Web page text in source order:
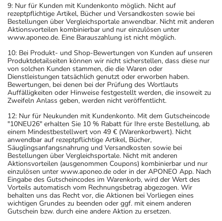
9: Nur für Kunden mit Kundenkonto möglich. Nicht auf
rezeptpflichtige Artikel, Bücher und Versandkosten sowie bei
Bestellungen über Vergleichsportale anwendbar. Nicht mit anderen
Aktionsvorteilen kombinierbar und nur einzulösen unter
www.aponeo.de. Eine Barauszahlung ist nicht möglich.
10: Bei Produkt- und Shop-Bewertungen von Kunden auf unseren
Produktdetailseiten können wir nicht sicherstellen, dass diese nur
von solchen Kunden stammen, die die Waren oder
Dienstleistungen tatsächlich genutzt oder erworben haben.
Bewertungen, bei denen bei der Prüfung des Wortlauts
Auffälligkeiten oder Hinweise festgestellt werden, die insoweit zu
Zweifeln Anlass geben, werden nicht veröffentlicht.
12: Nur für Neukunden mit Kundenkonto. Mit dem Gutscheincode
"10NEU26" erhalten Sie 10 % Rabatt für Ihre erste Bestellung, ab
einem Mindestbestellwert von 49 € (Warenkorbwert). Nicht
anwendbar auf rezeptpflichtige Artikel, Bücher,
Säuglingsanfangsnahrung und Versandkosten sowie bei
Bestellungen über Vergleichsportale. Nicht mit anderen
Aktionsvorteilen (ausgenommen Coupons) kombinierbar und nur
einzulösen unter www.aponeo.de oder in der APONEO App. Nach
Eingabe des Gutscheincodes im Warenkorb, wird der Wert des
Vorteils automatisch vom Rechnungsbetrag abgezogen. Wir
behalten uns das Recht vor, die Aktionen bei Vorliegen eines
wichtigen Grundes zu beenden oder ggf. mit einem anderen
Gutschein bzw. durch eine andere Aktion zu ersetzen.